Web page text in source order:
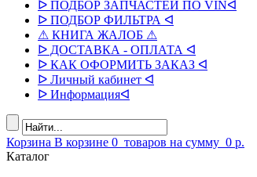
ᐅ ПОДБОР ЗАПЧАСТЕЙ ПО VINᐊ
ᐅ ПОДБОР ФИЛЬТРА ᐊ
⚠ КНИГА ЖАЛОБ ⚠
ᐅ ДОСТАВКА - ОПЛАТА ᐊ
ᐅ КАК ОФОРМИТЬ ЗАКАЗ ᐊ
ᐅ Личный кабинет ᐊ
ᐅ Информацияᐊ
Корзина В корзине 0 товаров на сумму 0 р.
Каталог